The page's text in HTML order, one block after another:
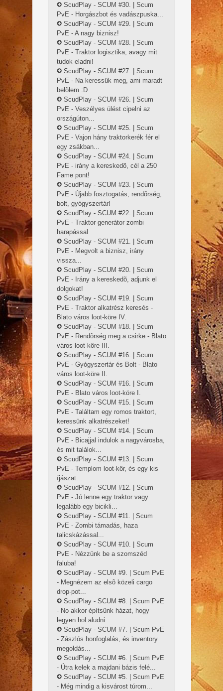
ScudPlay - SCUM #30. | Scum
PvE - Horgászbot és vadászpuska...
ScudPlay - SCUM #29. | Scum
PvE - A nagy biznisz!
ScudPlay - SCUM #28. | Scum
PvE - Traktor logisztika, avagy mit
tudok eladni!
ScudPlay - SCUM #27. | Scum
PvE - Na keressük meg, ami maradt
belõlem :D
ScudPlay - SCUM #26. | Scum
PvE - Veszélyes ülést cipelni az
országúton...
ScudPlay - SCUM #25. | Scum
PvE - Vajon hány traktorkerék fér el
egy zsákban...
ScudPlay - SCUM #24. | Scum
PvE - irány a kereskedõ, cél a 250
Fame pont!
ScudPlay - SCUM #23. | Scum
PvE - Újabb fosztogatás, rendõrség,
bolt, gyógyszertár!
ScudPlay - SCUM #22. | Scum
PvE - Traktor generátor zombi
harapással
ScudPlay - SCUM #21. | Scum
PvE - Megvolt a biznisz, irány
vissza...
ScudPlay - SCUM #20. | Scum
PvE - Irány a kereskedõ, adjunk el
dolgokat!
ScudPlay - SCUM #19. | Scum
PvE - Traktor alkatrész keresés -
Blato város loot-köre IV.
ScudPlay - SCUM #18. | Scum
PvE - Rendõrség meg a csirke - Blato
város loot-köre III.
ScudPlay - SCUM #16. | Scum
PvE - Gyógyszertár és Bolt - Blato
város loot-köre II.
ScudPlay - SCUM #16. | Scum
PvE - Blato város loot-köre I.
ScudPlay - SCUM #15. | Scum
PvE - Találtam egy romos traktort,
keressünk alkatrészeket!
ScudPlay - SCUM #14. | Scum
PvE - Bicajjal indulok a nagyvárosba,
és mit találok...
ScudPlay - SCUM #13. | Scum
PvE - Templom loot-kör, és egy kis
íjászat...
ScudPlay - SCUM #12. | Scum
PvE - Jó lenne egy traktor vagy
legalább egy bicikli...
ScudPlay - SCUM #11. | Scum
PvE - Zombi támadás, haza
talicskázással...
ScudPlay - SCUM #10. | Scum
PvE - Nézzünk be a szomszéd
faluba!
ScudPlay - SCUM #9. | Scum PvE
- Megnézem az elsõ közeli cargo
drop-pot...
ScudPlay - SCUM #8. | Scum PvE
- No akkor építsünk házat, hogy
legyen hol aludni...
ScudPlay - SCUM #7. | Scum PvE
- Zászlós honfoglalás, és inventory
megoldás...
ScudPlay - SCUM #6. | Scum PvE
- Útra kelek a majdani bázis felé...
ScudPlay - SCUM #5. | Scum PvE
- Még mindig a kisvárost túrom...